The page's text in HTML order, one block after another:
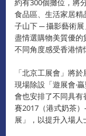
約有300個攤位，將
食品區、生活家居精
子山下 ─ 攝影藝術
盡情選購物美質優
不同角度感受香港情
「北京工展會」將
現場除設「遊展會‧
會也安排了不同具
賽2017（港式奶茶
展」，以提升入場人